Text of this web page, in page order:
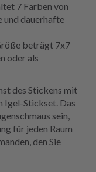
7 Farben von
und dauerhafte
beträgt 7x7
oder als
des Stickens mit
Igel-Stickset. Das
sein,
für jeden Raum
den Sie